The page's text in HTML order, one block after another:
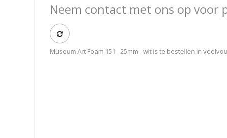
Neem contact met ons op voor
Museum Art Foam 151 - 25mm - wit is te bestellen in